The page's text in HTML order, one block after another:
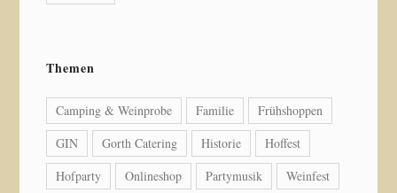
Themen
Camping & Weinprobe Familie
Frühshoppen
GIN
Gorth Catering Historie
Hoffest
Hofparty
Onlineshop Partymusik Weinfest